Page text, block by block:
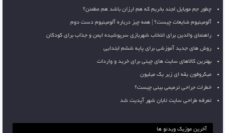
چطور جم موبایل لجند بخریم که هم ارزان باشد هم مطمئن؟
آلومینیوم ضایعات چیست؟ | همه چیز درباره آلومینیوم دست دوم
راهنمای والدین برای انتخاب شهربازی سرپوشیده ایمن و جذاب برای کودکان
روش های جدید آموزشی برای پایه ششم ابتدایی
بهترین کالاهای سایت های چینی برای خرید و واردات
میکروفون یقه ای زیر یک میلیون
خطرات جراحی ترمیمی بینی چیست؟
تعرفه طراحی سایت تابان شهر آپدیت شد
آخرین موزیک ویدئو ها